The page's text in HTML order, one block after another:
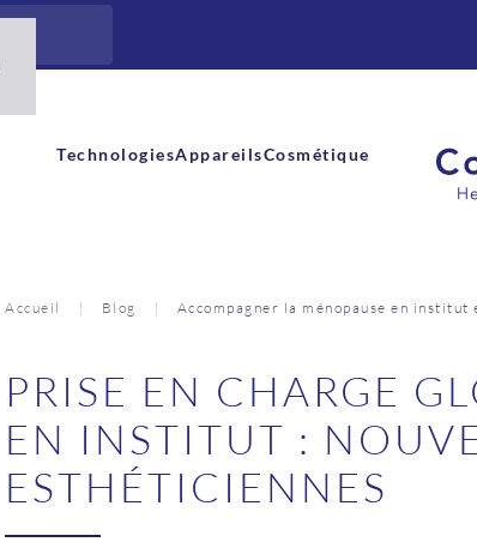
TechnologiesAppareilsCosmétique
Accueil Blog Accompagner la ménopause en
PRISE EN CHARGE
EN INSTITUT :
ESTHÉTICIENNES